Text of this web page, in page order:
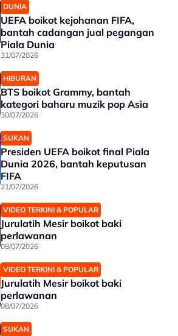
DUNIA
UEFA boikot kejohanan FIFA,
bantah cadangan jual pegangan
Piala Dunia
31/07/2026
HIBURAN
BTS boikot Grammy, bantah
kategori baharu muzik pop Asia
30/07/2026
SUKAN
Presiden UEFA boikot final Piala
Dunia 2026, bantah keputusan
FIFA
21/07/2026
VIDEO TERKINI & POPULAR
Jurulatih Mesir boikot baki
perlawanan
08/07/2026
VIDEO TERKINI & POPULAR
Jurulatih Mesir boikot baki
perlawanan
08/07/2026
SUKAN